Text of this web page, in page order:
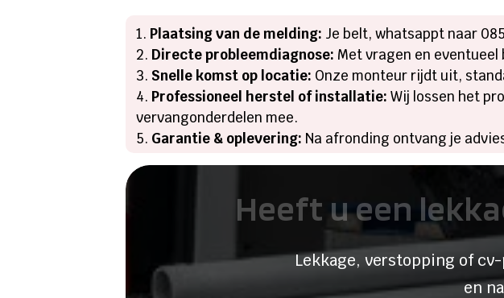
Plaatsing van de melding: Je belt, whatsappt naar
Directe probleemdiagnose: Met vragen en
Snelle komst op locatie: Onze monteur rijdt uit,
Professioneel herstel of installatie: Wij lossen het
vervangonderdelen mee.
Garantie & oplevering: Na afronding ontvang je
Heeft u een
Lekkage, verstopping of
en